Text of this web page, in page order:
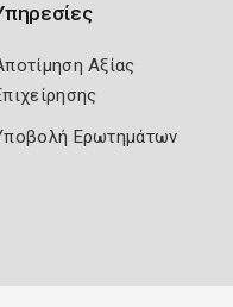
Αξίας
Ερωτημάτων